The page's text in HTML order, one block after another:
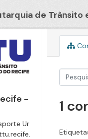
de Trânsito
-
Ur
1